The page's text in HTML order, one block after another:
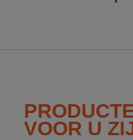
VOOR U